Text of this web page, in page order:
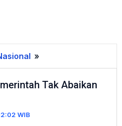
»
Ingatkan
Pemerintah
Tak Abaikan
WIB